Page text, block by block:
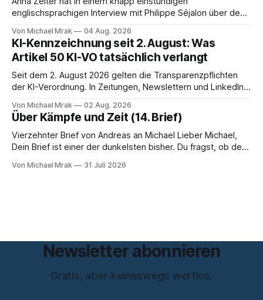
englischsprachigen Interview mit Philippe Séjalon über den
über zehn Jahre Datenschutzbeauftragte bei eBay und hat
zum Thema Meinungsfreiheit promoviert. Das Gespräch ist
inhaltlich dichter als die meisten Kurzinterviews zum Thema
und beantwortet einige Fragen,
Von Michael Mrak 04 Aug. 2026
KI-Kennzeichnung seit 2. August: Was
Artikel 50 KI-VO tatsächlich verlangt
Seit dem 2. August 2026 gelten die Transparenzpflichten
der KI-Verordnung. In Zeitungen, Newslettern und LinkedIn-
trotzdem falsch ist: Ab jetzt müsse alles gekennzeichnet
werden, was mit künstlicher Intelligenz entstanden sei. Das
stimmt so nicht. Artikel 50 der KI-Verordnung
Von Michael Mrak 02 Aug. 2026
Über Kämpfe und Zeit (14. Brief)
Vierzehnter Brief von Andreas an Michael Lieber Michael,
Dein Brief ist einer der dunkelsten bisher. Du fragst, ob der
letzten Hebel, der sich noch bewegt, und zwischen Deinen
Von Michael Mrak 31 Juli 2026
Newsletter abonnieren
Gratis, aber keineswegs wertlos.